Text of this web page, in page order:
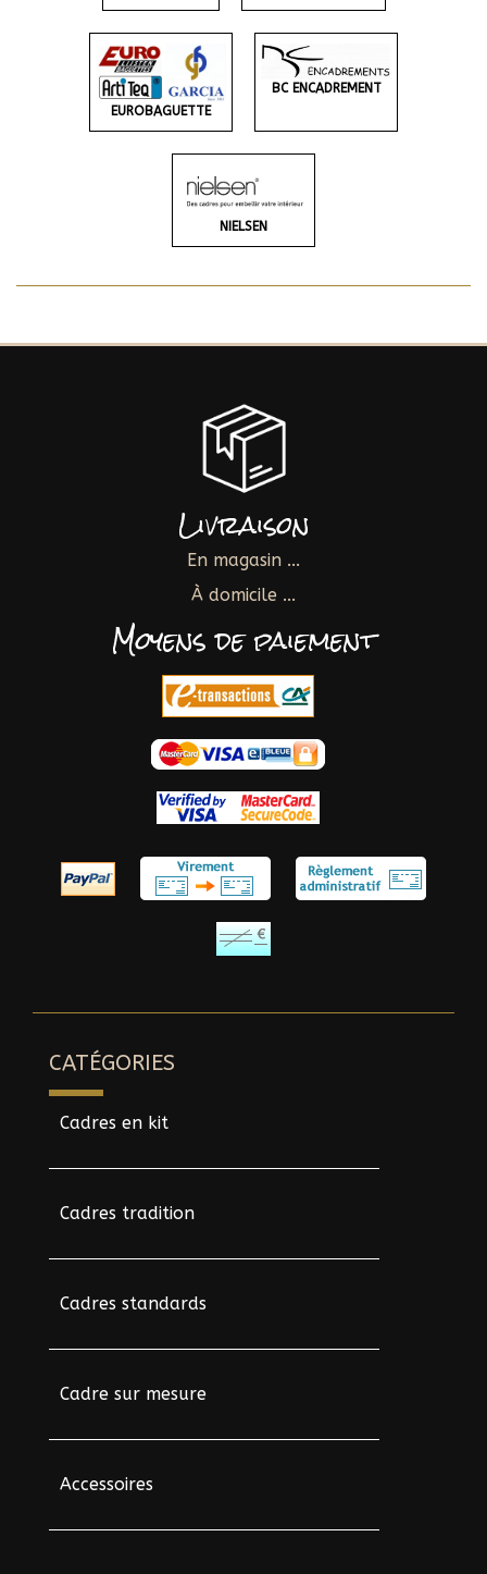
EUROBAGUETTE
BC ENCADREMENT
NIELSEN
Livraison
En magasin ...
À domicile ...
Moyens de paiement
CATÉGORIES
Cadres en kit
Cadres tradition
Cadres standards
Cadre sur mesure
Accessoires